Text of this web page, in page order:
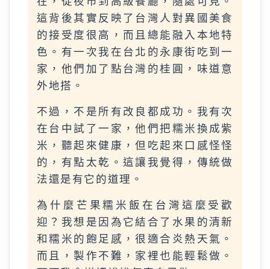
這背後其實反映了台灣人對異國美食
的接受度很高，而且總能融入本地特
色。有一次我在台北的永康街吃到一
家，他們加了點台灣的桂圓，味道意
外地搭。
不過，不是所有改良都成功。我有次
在台中試了一家，他們把糯米換成紫
米，聽起來健康，但吃起來口感怪怪
的，有點太乾。這讓我覺得，傳統做
法還是有它的道理。
為什麼芒果糯米飯在台灣這麼受歡
迎？我想是因為它結合了水果的清新
和糯米的飽足感，很適合炎熱天氣。
而且，製作不難，家裡也能輕鬆做。